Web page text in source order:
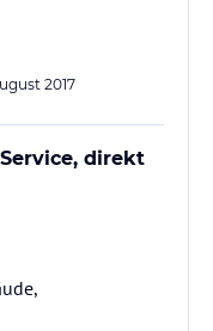
2017
direkt